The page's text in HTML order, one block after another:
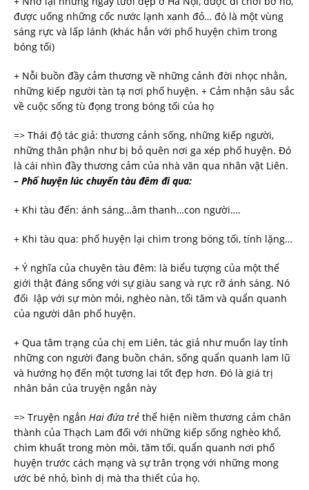
được uống những cốc nước lạnh xanh đỏ… đó là một vùng
sáng rực và lấp lánh (khác hẳn với phố huyện chìm trong
bóng tối)
+ Nỗi buồn đầy cảm thương về những cảnh đời nhọc nhằn,
những kiếp người tàn tạ nơi phố huyện. + Cảm nhận sâu sắc
về cuộc sống tù đọng trong bóng tối của họ
=> Thái độ tác giả: thương cảnh sống, những kiếp người,
những thân phận như bị bỏ quên nơi ga xép phố huyện. Đó
là cái nhìn đầy thương cảm của nhà văn qua nhân vật Liên.
– Phố huyện lúc chuyến tàu đêm đi qua:
+ Khi tàu đến: ánh sáng…âm thanh…con người….
+ Khi tàu qua: phố huyện lại chìm trong bóng tối, tính lặng…
+ Ý nghĩa của chuyên tàu đêm: là biểu tượng của một thế
giới thật đáng sống với sự giàu sang và rực rỡ ánh sáng. Nó
đối lập với sự mòn mỏi, nghèo nàn, tối tăm và quẩn quanh
của người dân phố huyện.
+ Qua tâm trạng của chị em Liên, tác giả như muốn lay tỉnh
những con người đang buồn chán, sống quẩn quanh lam lũ
và hướng họ đến một tương lai tốt đẹp hơn. Đó là giá trị
nhân bản của truyện ngắn này
=> Truyện ngắn Hai đứa trẻ thể hiện niềm thương cảm chân
thành của Thạch Lam đối với những kiếp sống nghèo khổ,
chìm khuất trong mòn mỏi, tăm tối, quẩn quanh nơi phố
huyện trước cách mạng và sự trân trọng với những mong
ước bé nhỏ, bình dị mà tha thiết của họ.